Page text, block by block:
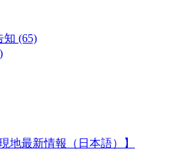
知 (65)
地最新情報（日本語）】